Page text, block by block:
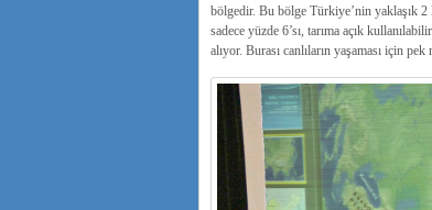
bölgedir. Bu bölge Türkiye’nin yaklaşık
sadece yüzde 6’sı, tarıma açık
alıyor. Burası canlıların yaşaması için